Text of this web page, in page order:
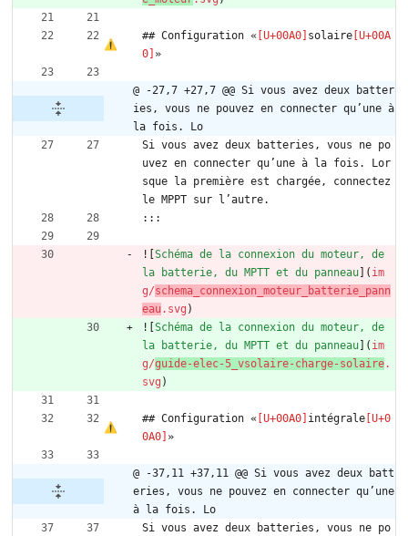
## Configuration «
solaire
»
@ -27,7 +27,7 @@ Si vous avez deux batter
ies, vous ne pouvez en connecter qu’une à
la fois. Lo
Si vous avez deux batteries, vous ne po
uvez en connecter qu’une à la fois. Lor
sque la première est chargée, connectez
le MPPT sur l’autre.
:::
![ Schéma de la connexion du moteur, de
la batterie, du MPTT et du panneau ]( im
g/schema_connexion_moteur_batterie_pann
eau .svg )
![ Schéma de la connexion du moteur, de
la batterie, du MPTT et du panneau ]( im
g/guide-elec-5_vsolaire-charge-solaire.
svg )
## Configuration «
intégrale
»
@ -37,11 +37,11 @@ Si vous avez deux batt
eries, vous ne pouvez en connecter qu’une
à la fois. Lo
Si vous avez deux batteries, vous ne po